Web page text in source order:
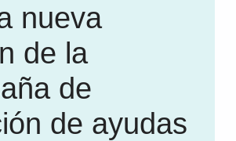
nueva
de la
de
de ayudas